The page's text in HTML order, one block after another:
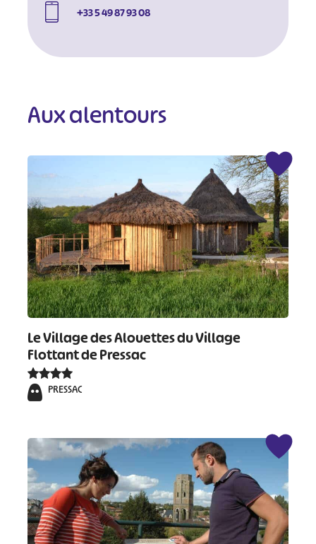
+33 5 49 87 93 08
Aux alentours
Le Village des Alouettes du Village
Flottant de Pressac
PRESSAC